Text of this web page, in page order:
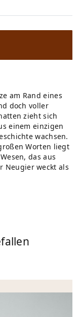
am Rand eines
doch voller
zieht sich
einem einzigen
wachsen.
Worten liegt
das aus
Neugier weckt als